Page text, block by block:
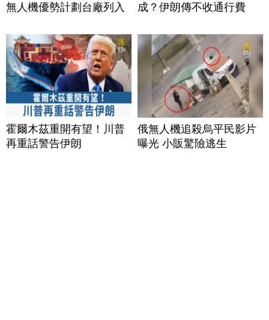
無人機優勢計劃台廠列入
成？伊朗傳不收通行費
霍爾木茲重開有望！川普
再重話警告伊朗
俄無人機追殺烏平民影片
曝光 小販驚險逃生